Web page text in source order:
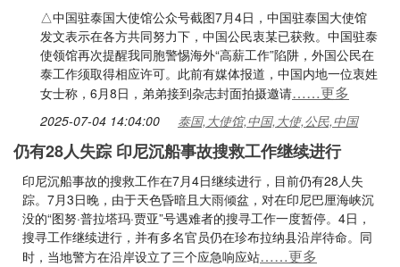
△中国驻泰国大使馆公众号截图7月4日，中国驻泰国大使馆
发文表示在各方共同努力下，中国公民衷某已获救。中国驻泰
使领馆再次提醒我同胞警惕海外“高薪工作”陷阱，外国公民在
泰工作须取得相应许可。此前有媒体报道，中国内地一位衷姓
女士称，6月8日，弟弟接到杂志封面拍摄邀请……更多
2025-07-04 14:04:00 泰国,大使馆,中国,大使,公民,中国
仍有28人失踪 印尼沉船事故搜救工作继续进行
印尼沉船事故的搜救工作在7月4日继续进行，目前仍有28人失
踪。7月3日晚，由于天色昏暗且大雨倾盆，对在印尼巴厘海峡沉
没的“图努·普拉塔玛·贾亚”号遇难者的搜寻工作一度暂停。4日，
搜寻工作继续进行，并有多名官员仍在珍布拉纳县沿岸待命。同
时，当地警方在沿岸设立了三个应急响应站……更多